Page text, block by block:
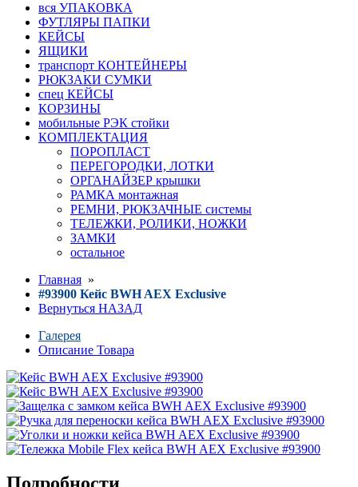
вся УПАКОВКА
ФУТЛЯРЫ ПАПКИ
КЕЙСЫ
ЯЩИКИ
транспорт КОНТЕЙНЕРЫ
РЮКЗАКИ СУМКИ
спец КЕЙСЫ
КОРЗИНЫ
мобильные РЭК стойки
КОМПЛЕКТАЦИЯ
ПОРОПЛАСТ
ПЕРЕГОРОДКИ, ЛОТКИ
ОРГАНАЙЗЕР крышки
РАМКА монтажная
РЕМНИ, РЮКЗАЧНЫЕ системы
ТЕЛЕЖКИ, РОЛИКИ, НОЖКИ
ЗАМКИ
остальное
Главная »
#93900 Кейс BWH AEX Exclusive
Вернуться НАЗАД
Галерея
Описание Товара